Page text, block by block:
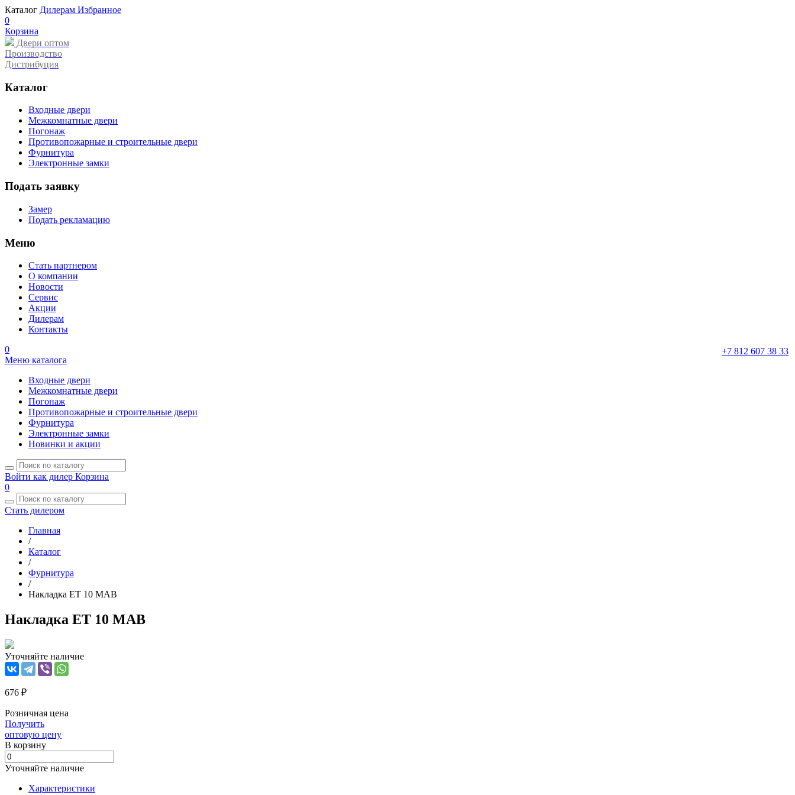
Каталог Дилерам Избранное
0
Корзина
Двери оптом
Производство
Дистрибуция
Каталог
Входные двери
Межкомнатные двери
Погонаж
Противопожарные и строительные двери
Фурнитура
Электронные замки
Подать заявку
Замер
Подать рекламацию
Меню
Стать партнером
О компании
Новости
Сервис
Акции
Дилерам
Контакты
+7 812 607 38 33
0
Меню каталога
Входные двери
Межкомнатные двери
Погонаж
Противопожарные и строительные двери
Фурнитура
Электронные замки
Новинки и акции
Войти как дилер Корзина
0
Стать дилером
Главная
/
Каталог
/
Фурнитура
/
Накладка ET 10 MAB
Накладка ET 10 MAB
Уточняйте наличие
676 ₽
Розничная цена
Получить
оптовую цену
В корзинy
Уточняйте наличие
Характеристики